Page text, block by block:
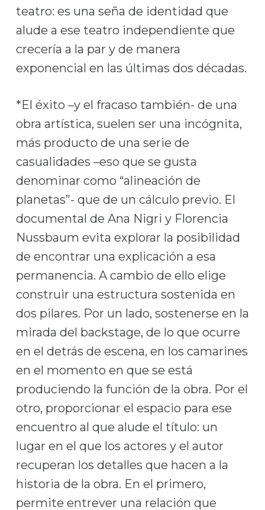
teatro: es una seña de identidad que
alude a ese teatro independiente que
crecería a la par y de manera
exponencial en las últimas dos décadas.
*El éxito –y el fracaso también- de una
obra artística, suelen ser una incógnita,
más producto de una serie de
casualidades –eso que se gusta
denominar como “alineación de
planetas”- que de un cálculo previo. El
documental de Ana Nigri y Florencia
Nussbaum evita explorar la posibilidad
de encontrar una explicación a esa
permanencia. A cambio de ello elige
construir una estructura sostenida en
dos pilares. Por un lado, sostenerse en la
mirada del backstage, de lo que ocurre
en el detrás de escena, en los camarines
en el momento en que se está
produciendo la función de la obra. Por el
otro, proporcionar el espacio para ese
encuentro al que alude el título: un
lugar en el que los actores y el autor
recuperan los detalles que hacen a la
historia de la obra. En el primero,
permite entrever una relación que